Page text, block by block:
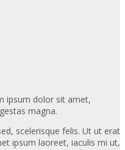
ipsum dolor sit amet,
magna.
scelerisque felis. Ut ut erat
ipsum laoreet, iaculis mi ut,